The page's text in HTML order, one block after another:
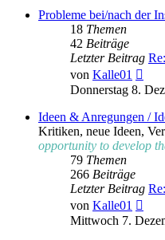
Probleme bei/nach der
18 Themen
42 Beiträge
Letzter Beitrag
von Kalle01
Donnerstag 8.
Ideen & Anregungen /
Kritiken, neue Ideen,
opportunity to develop
79 Themen
266 Beiträge
Letzter Beitrag
von Kalle01
Mittwoch 7.